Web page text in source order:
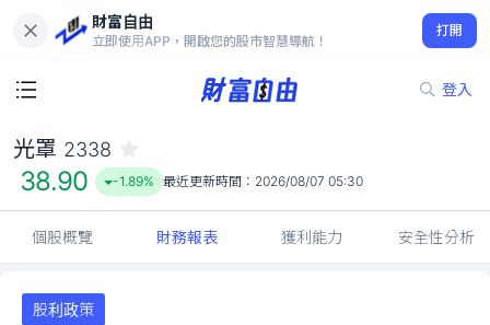
財富自由
立即使用APP，開啟您的股市智慧導航！
打開
登入
38.90
-1.89%
光罩 2338
38.90 -1.89% 最近更新時間： 2026/08/07 05:30
個股概覽 財務報表 獲利能力 安全性分析
股利政策